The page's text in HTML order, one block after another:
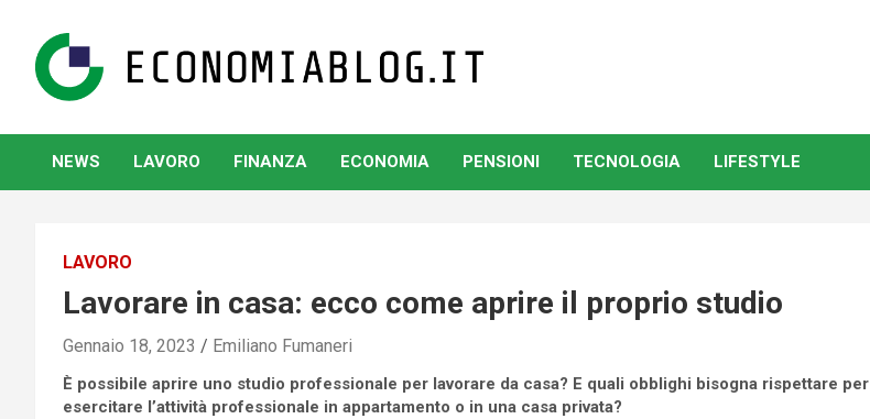
content
www.economiablog.it
NEWS LAVORO FINANZA ECONOMIA PENSIONI TECNOLOGIA LIFESTYLE
LAVORO
Lavorare in casa: ecco come aprire il proprio studio
Gennaio 18, 2023 Emiliano Fumaneri
È possibile aprire uno studio professionale per lavorare da casa? E quali obblighi bisogna rispettare per
esercitare l’attività professionale in appartamento o in una casa privata?